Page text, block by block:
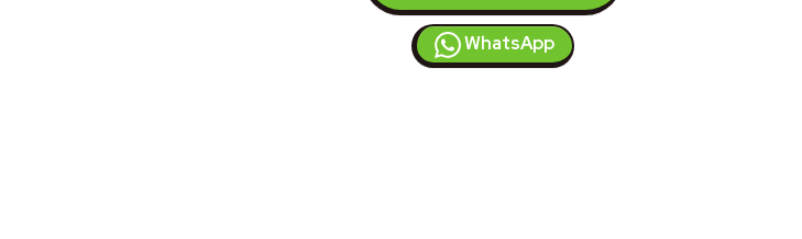
WhatsApp